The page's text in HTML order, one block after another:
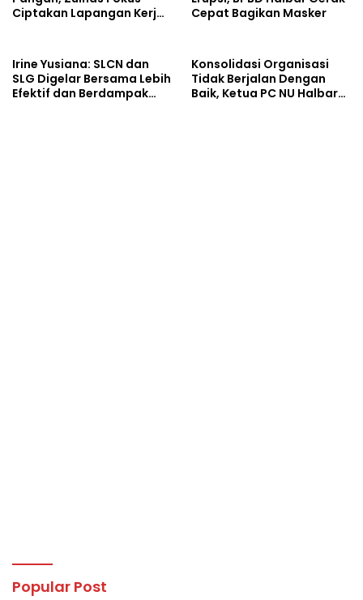
Ciptakan Lapangan Kerja
Cepat Bagikan Masker
Irine Yusiana: SLCN dan
SLG Digelar Bersama Lebih
Efektif dan Berdampak
Konsolidasi Organisasi
Tidak Berjalan Dengan
Baik, Ketua PC NU Halbar
Popular Post